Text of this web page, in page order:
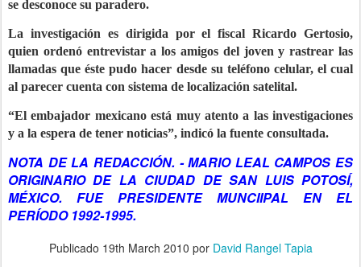
se desconoce su paradero.
La investigación es dirigida por el fiscal Ricardo Gertosio,
quien ordenó entrevistar a los amigos del joven y rastrear las
llamadas que éste pudo hacer desde su teléfono celular, el cual
al parecer cuenta con sistema de localización satelital.
“El embajador mexicano está muy atento a las investigaciones
y a la espera de tener noticias”, indicó la fuente consultada.
NOTA DE LA REDACCIÓN. - MARIO LEAL CAMPOS ES
ORIGINARIO DE LA CIUDAD DE SAN LUIS POTOSÍ,
MÉXICO. FUE PRESIDENTE MUNCIIPAL EN EL
PERÍODO 1992-1995.
Publicado 19th March 2010 por David Rangel Tapia